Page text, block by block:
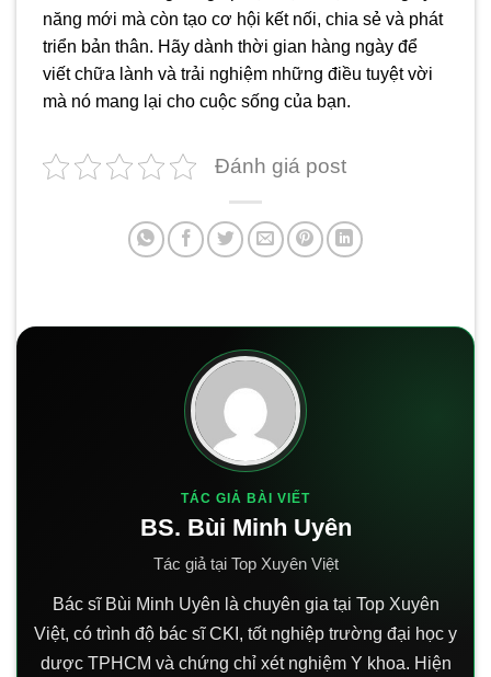
năng mới mà còn tạo cơ hội kết nối, chia sẻ và phát
triển bản thân. Hãy dành thời gian hàng ngày để
viết chữa lành và trải nghiệm những điều tuyệt vời
mà nó mang lại cho cuộc sống của bạn.
Đánh giá post
TÁC GIẢ BÀI VIẾT
BS. Bùi Minh Uyên
Tác giả tại Top Xuyên Việt
Bác sĩ Bùi Minh Uyên là chuyên gia tại Top Xuyên
Việt, có trình độ bác sĩ CKI, tốt nghiệp trường đại học y
dược TPHCM và chứng chỉ xét nghiệm Y khoa. Hiện